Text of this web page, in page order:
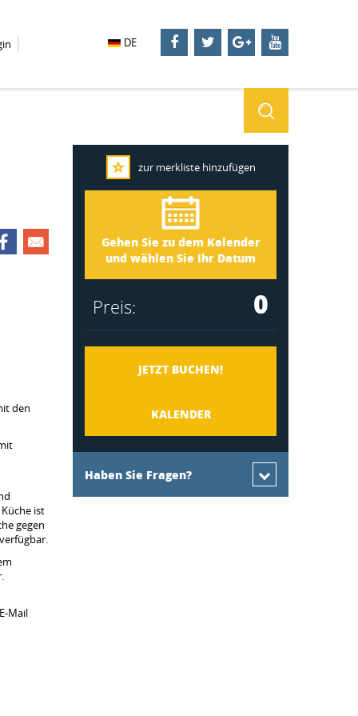
DE
den
ist
gegen
Mail
zur merkliste hinzufügen
Småland 2949
Gehen Sie zu dem Kalender
und wählen Sie Ihr Datum
Ankunft
Abreise
Preis: 0
JETZT BUCHEN!
KALENDER
Haben Sie Fragen?